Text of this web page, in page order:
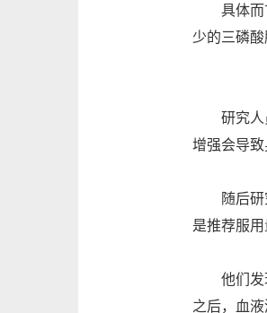
具体而言
少的三磷
研究人员
增强会导
随后研究
是推荐服
他们发现
之后，血